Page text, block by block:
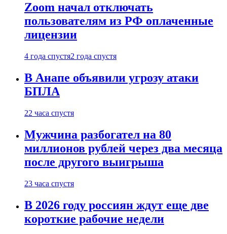
Zoom начал отключать
пользователям из РФ оплаченные
лицензии
4 года спустя2 года спустя
В Анапе объявили угрозу атаки
БПЛА
22 часа спустя
Мужчина разбогател на 80
миллионов рублей через два месяца
после другого выигрыша
23 часа спустя
В 2026 году россиян ждут еще две
короткие рабочие недели